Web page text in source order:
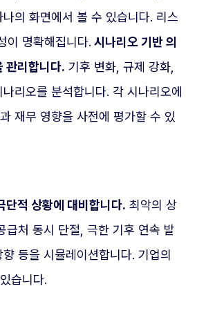
의 화면에서 볼 수 있습니다. 리스
이 명확해집니다. 시나리오 기반 의
관리합니다. 기후 변화, 규제 강화,
리오를 분석합니다. 각 시나리오에
재무 영향을 사전에 평가할 수 있
단적 상황에 대비합니다. 최악의 상
급처 동시 단절, 극한 기후 연속 발
등을 시뮬레이션합니다. 기업의
습니다.